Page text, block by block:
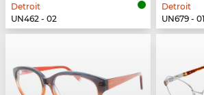
Detroit
UN462 - 02
Detroit
UN679 - 01